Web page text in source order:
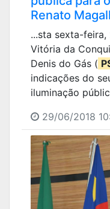
Renato
...sta sexta-
Vitória da
Denis do Gás (
indicações do
iluminação
29/06/2018